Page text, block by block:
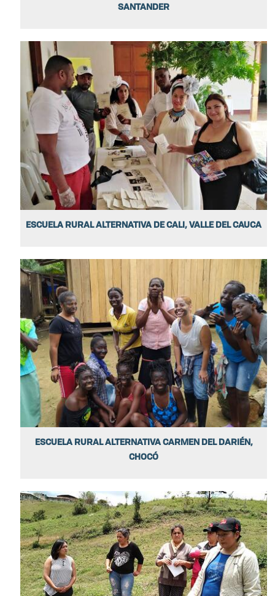
SANTANDER
ESCUELA RURAL ALTERNATIVA DE CALI, VALLE DEL CAUCA
ESCUELA RURAL ALTERNATIVA CARMEN DEL DARIÉN,
CHOCÓ